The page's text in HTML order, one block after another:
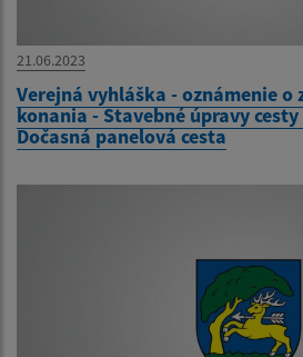
21.06.2023
Verejná vyhláška - oznámenie
konania - Stavebné úpravy
Dočasná panelová cesta